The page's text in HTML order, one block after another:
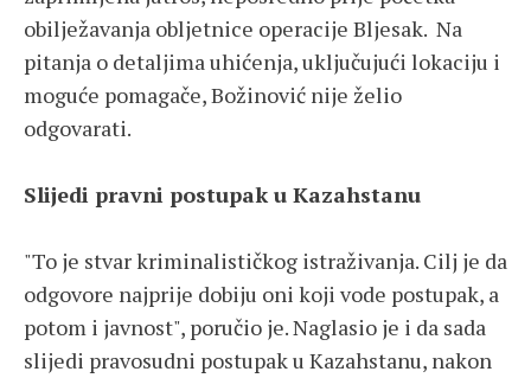
obilježavanja obljetnice operacije Bljesak. Na
pitanja o detaljima uhićenja, uključujući lokaciju i
moguće pomagače, Božinović nije želio
odgovarati.
Slijedi pravni postupak u Kazahstanu
"To je stvar kriminalističkog istraživanja. Cilj je da
odgovore najprije dobiju oni koji vode postupak, a
potom i javnost", poručio je. Naglasio je i da sada
slijedi pravosudni postupak u Kazahstanu, nakon